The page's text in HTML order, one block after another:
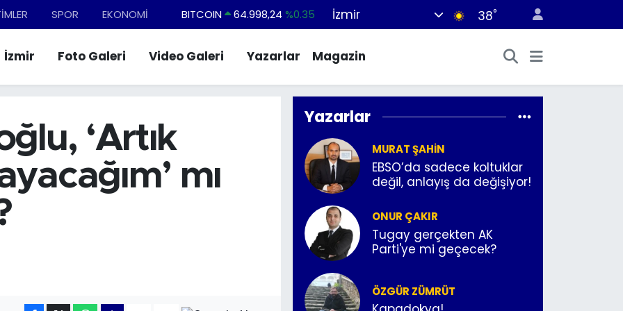
SPOR EKONOMİ BITCOIN 64.998,24 %0.35
EURO
55,2510 %0.32
STERLİN
64,4811%0.38
%0.03
İzmir 38°
İzmir Foto Galeri Video Galeri Yazarlar Magazin
‘Artık
mı
Yazarlar
MURAT ŞAHIN
EBSO’da sadece koltuklar
değil, anlayış da değişiyor!
ONUR ÇAKIR
Tugay gerçekten AK
Parti'ye mi geçecek?
ÖZGÜR ZÜMRÜT